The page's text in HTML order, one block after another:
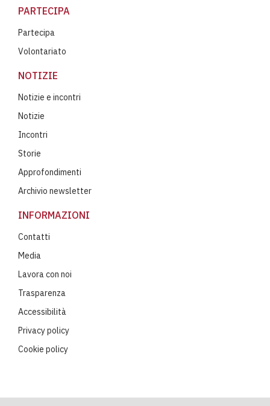
PARTECIPA
Partecipa
Volontariato
NOTIZIE
Notizie e incontri
Notizie
Incontri
Storie
Approfondimenti
Archivio newsletter
INFORMAZIONI
Contatti
Media
Lavora con noi
Trasparenza
Accessibilità
Privacy policy
Cookie policy